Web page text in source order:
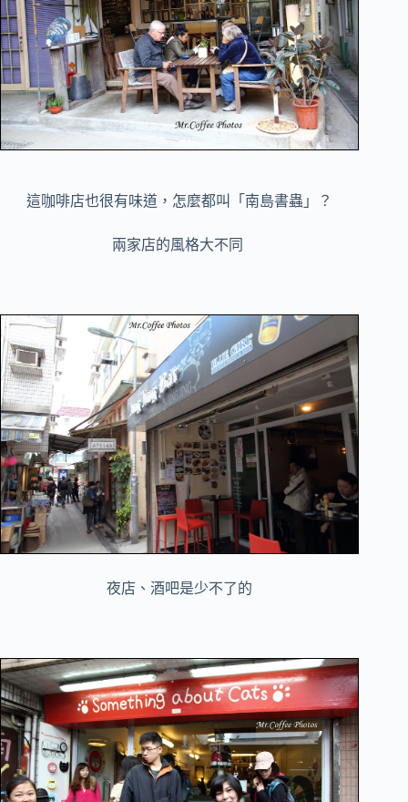
這咖啡店也很有味道，怎麼都叫「南島書蟲」？
兩家店的風格大不同
夜店、酒吧是少不了的